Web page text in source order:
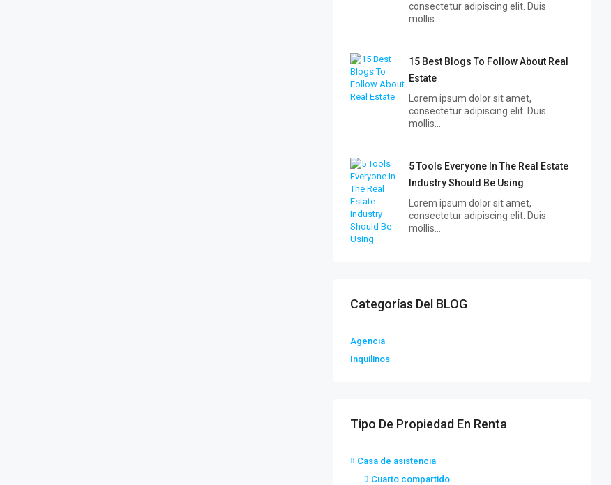
consectetur adipiscing elit. Duis
mollis…
15 Best Blogs To Follow About Real
Estate
Lorem ipsum dolor sit amet,
consectetur adipiscing elit. Duis
mollis…
5 Tools Everyone In The Real Estate
Industry Should Be Using
Lorem ipsum dolor sit amet,
consectetur adipiscing elit. Duis
mollis…
Categorías Del BLOG
Agencia
Inquilinos
Tipo De Propiedad En Renta
Casa de asistencia
Cuarto compartido